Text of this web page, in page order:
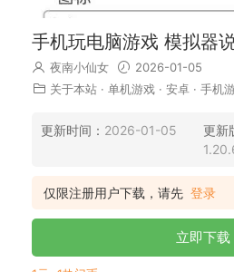
手机玩电脑游戏 模拟器
夜南小仙女
2026-01-05
关于本站 · 单机游戏 · 安卓 · 手机
更新时间： 2026-01-05 更新
仅限注册用户下载，请先 登录
立即下载